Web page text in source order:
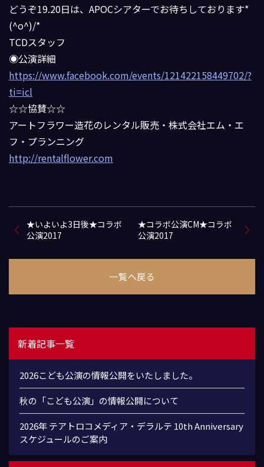
どうぞ19.20日は、APOCシアターでお待ちしております*
(^o^)/*
TCDスタッフ
◉公演詳細
https://www.facebook.com/events/121422158449702/?
ti=icl
☆☆協賛☆☆
アートフラワー造花のレンタル販売・株式会社エム・エ
フ・プランニング
http://rentalflower.com
★いよいよ3日後★コラボ
公演2017
★コラボ公演CM★コラボ
公演2017
一覧へ戻る
新着記事一覧
2026こども公演の情報公開をいたしました。
秋の「こども公演」の情報公開について
2026年 テアトロコメディア・デラルテ 10th Anniversary
スケジュールのご案内